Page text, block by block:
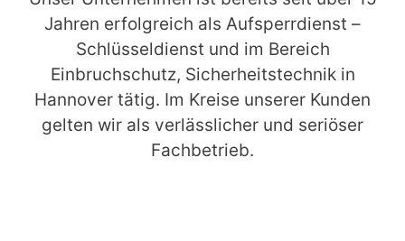
Jahren erfolgreich als Aufsperrdienst –
Schlüsseldienst und im Bereich
Einbruchschutz, Sicherheitstechnik in
Hannover tätig. Im Kreise unserer Kunden
gelten wir als verlässlicher und seriöser
Fachbetrieb.